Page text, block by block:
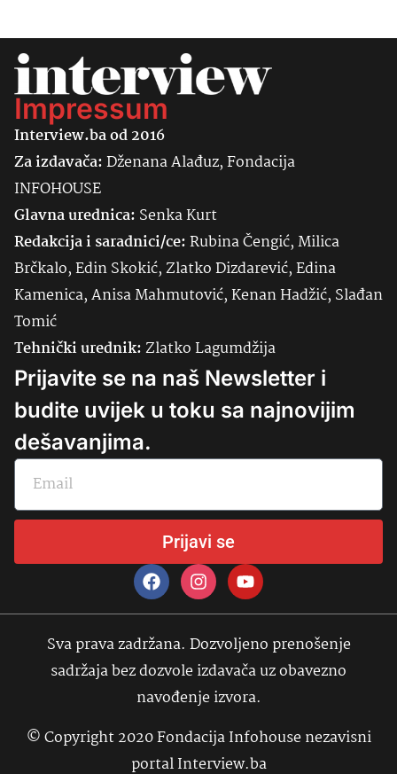
Impressum
Interview.ba od 2016
Za izdavača:Dženana Alađuz, Fondacija
INFOHOUSE
Glavna urednica: SenkaKurt
Redakcija i saradnici/ce:Rubina Čengić, Milica
Brčkalo, Edin Skokić, Zlatko Dizdarević, Edina
Kamenica, Anisa Mahmutović, Kenan Hadžić, Slađan
Tomić
Tehnički urednik:Zlatko Lagumdžija
Prijavite se na naš Newsletter i
budite uvijek u toku sa najnovijim
dešavanjima.
Prijavi se
Sva prava zadržana. Dozvoljeno prenošenje
sadržaja bez dozvole izdavača uz obavezno
navođenje izvora.
© Copyright 2020 Fondacija Infohouse nezavisni
portal Interview.ba